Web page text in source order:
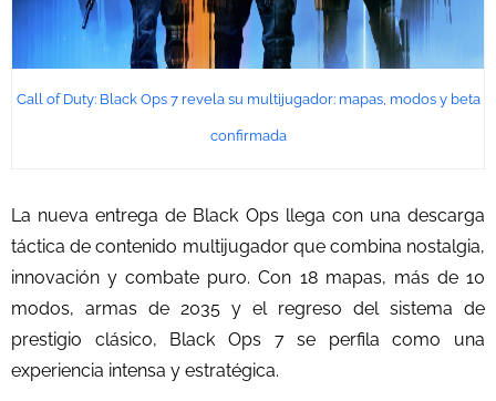
Call of Duty: Black Ops 7 revela su multijugador: mapas, modos y beta
confirmada
La nueva entrega de Black Ops llega con una descarga
táctica de contenido multijugador que combina nostalgia,
innovación y combate puro. Con 18 mapas, más de 10
modos, armas de 2035 y el regreso del sistema de
prestigio clásico, Black Ops 7 se perfila como una
experiencia intensa y estratégica.